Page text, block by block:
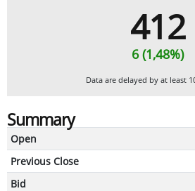
412
6 (1,48%)
Data are delayed by at least
Summary
Open
Previous Close
Bid